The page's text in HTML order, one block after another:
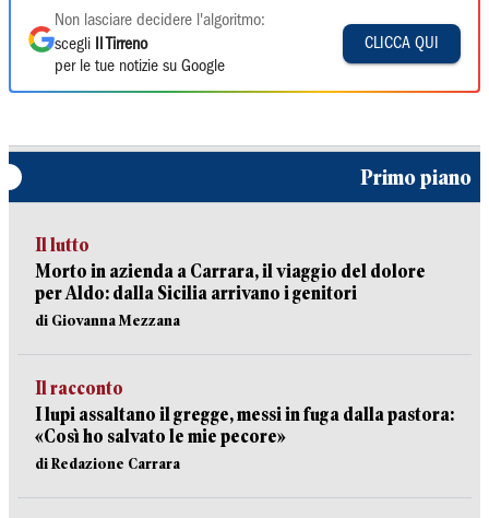
Non lasciare decidere l'algoritmo:
scegli
Il Tirreno
per le tue notizie su Google
CLICCA QUI
Primo piano
Il lutto
Morto in azienda a Carrara, il viaggio del dolore
per Aldo: dalla Sicilia arrivano i genitori
di Giovanna Mezzana
Il racconto
I lupi assaltano il gregge, messi in fuga dalla pastora:
«Così ho salvato le mie pecore»
di Redazione Carrara